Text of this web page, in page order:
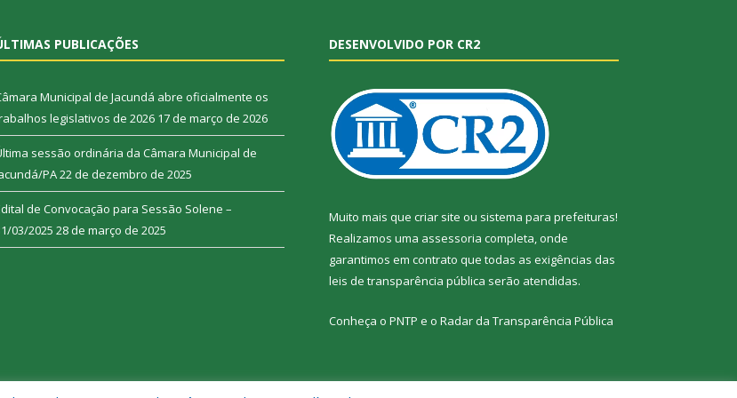
PUBLICAÇÕES
Municipal de Jacundá abre oficialmente os
legislativos de 2026 17 de março de 2026
sessão ordinária da Câmara Municipal de
PA22 de dezembro de 2025
de Convocação para Sessão Solene –
03/2025 28 de março de 2025
DESENVOLVIDO POR CR2
Muito mais que criar site ou sistema para prefeituras!
Realizamos uma assessoria completa, onde
garantimos em contrato que todas as exigências das
leis de transparência pública serão atendidas.
Conheça o PNTP e o Radar da Transparência Pública